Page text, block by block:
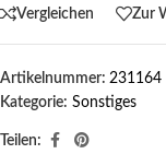
Vergleichen Zur
Artikelnummer: 231164
Kategorie: Sonstiges
Teilen: